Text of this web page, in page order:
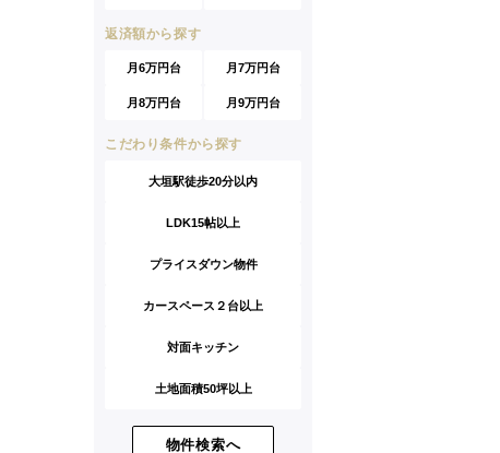
返済額から探す
月6万円台 月7万円台
月8万円台 月9万円台
こだわり条件から探す
大垣駅徒歩20分以内
LDK15帖以上
プライスダウン物件
カースペース２台以上
対面キッチン
土地面積50坪以上
物件検索へ